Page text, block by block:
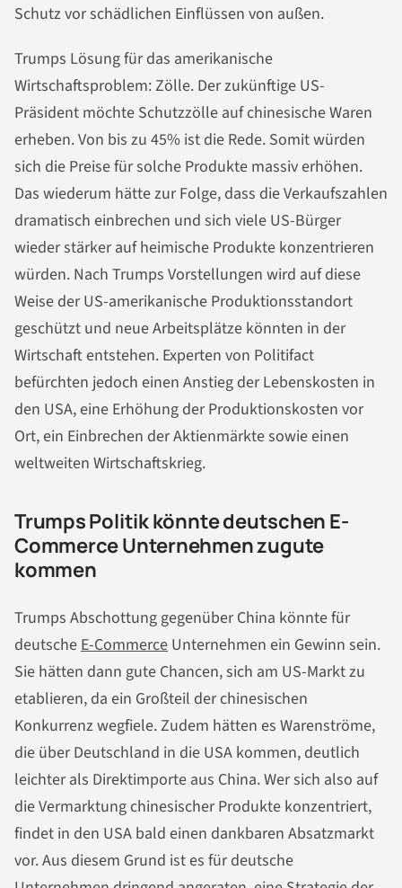
Schutz vor schädlichen Einflüssen von außen.
Trumps Lösung für das amerikanische
Wirtschaftsproblem: Zölle. Der zukünftige US-
Präsident möchte Schutzzölle auf chinesische Waren
erheben. Von bis zu 45% ist die Rede. Somit würden
sich die Preise für solche Produkte massiv erhöhen.
Das wiederum hätte zur Folge, dass die Verkaufszahlen
dramatisch einbrechen und sich viele US-Bürger
wieder stärker auf heimische Produkte konzentrieren
würden. Nach Trumps Vorstellungen wird auf diese
Weise der US-amerikanische Produktionsstandort
geschützt und neue Arbeitsplätze könnten in der
Wirtschaft entstehen. Experten von Politifact
befürchten jedoch einen Anstieg der Lebenskosten in
den USA, eine Erhöhung der Produktionskosten vor
Ort, ein Einbrechen der Aktienmärkte sowie einen
weltweiten Wirtschaftskrieg.
Trumps Politik könnte deutschen E-
Commerce Unternehmen zugute
kommen
Trumps Abschottung gegenüber China könnte für
deutscheE-Commerce Unternehmen ein Gewinn sein.
Sie hätten dann gute Chancen, sich am US-Markt zu
etablieren, da ein Großteil der chinesischen
Konkurrenz wegfiele. Zudem hätten es Warenströme,
die über Deutschland in die USA kommen, deutlich
leichter als Direktimporte aus China. Wer sich also auf
die Vermarktung chinesischer Produkte konzentriert,
findet in den USA bald einen dankbaren Absatzmarkt
vor. Aus diesem Grund ist es für deutsche